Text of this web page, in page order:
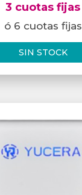
3 cuotas fijas
ó 6 cuotas fijas
SIN STOCK